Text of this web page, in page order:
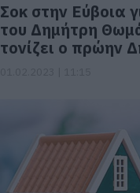
Σοκ στην Εύβοια
του Δημήτρη
τονίζει ο πρώην